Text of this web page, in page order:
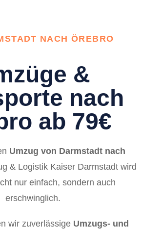
NACH ÖREBRO
&
nach
ab 79€
Umzug von Darmstadt nach
& Logistik Kaiser Darmstadt wird
nur einfach, sondern auch
erschwinglich.
wir zuverlässige Umzugs- und